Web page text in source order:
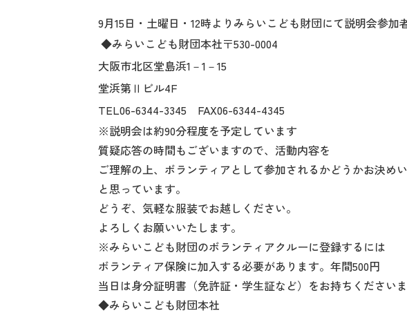
9月15日・土曜日・12時よりみらいこども財団にて説明会参加
◆みらいこども財団本社〒530-0004
大阪市北区堂島浜1－1－15
堂浜第Ⅱビル4F
TEL06-6344-3345 FAX06-6344-4345
※説明会は約90分程度を予定しています
質疑応答の時間もございますので、活動内容を
ご理解の上、ボランティアとして参加されるかどうかお決め
と思っています。
どうぞ、気軽な服装でお越しください。
よろしくお願いいたします。
※みらいこども財団のボランティアクルーに登録するには
ボランティア保険に加入する必要があります。年間500円
当日は身分証明書（免許証・学生証など）をお持ちください
◆みらいこども財団本社